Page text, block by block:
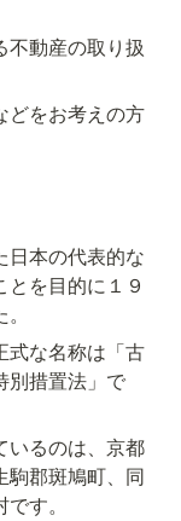
不動産の取り扱
どをお考えの方
日本の代表的な
を目的に１９
式な名称は「古
別措置法」で
いるのは、京都
駒郡斑鳩町、同
す。